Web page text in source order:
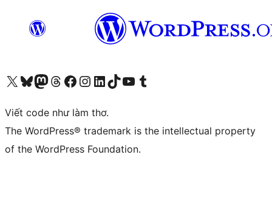
Truy cập tài khoản X (trước đây là Twitter) của chúng tôiVisit our Bluesky account
Visit our Mastodon account
Visit our Threads account
Xem trang Facebook của chúng tôiTruy cập tài khoản Instagram của chúng tôiTruy cập tài khoản LinkedIn của chúng tôiVisit our TikTok account
Truy cập kênh YouTube của chúng tôi Visit our Tumblr account
Viết code như làm thơ.
The WordPress® trademark is the intellectual property
of the WordPress Foundation.